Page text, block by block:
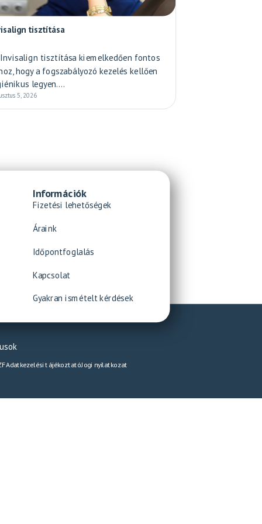
tisztítása
Invisalign tisztítása kiemelkedően fontos
hogy a fogszabályozó kezelés kellően
legyen....
5, 2026
Információk
Fizetési lehetőségek
Áraink
Időpontfoglalás
Kapcsolat
Gyakran ismételt kérdések
Adatkezelési tájékoztatóJogi nyilatkozat